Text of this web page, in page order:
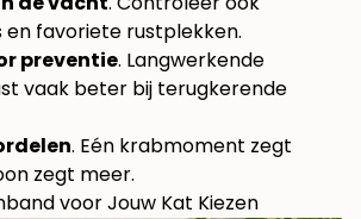
en favoriete rustplekken.
preventie. Langwerkende
vaak beter bij terugkerende
. Eén krabmoment zegt
zegt meer.
voor Jouw Kat Kiezen